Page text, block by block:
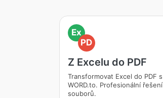
Ex
PD
Z Excelu do PDF
Transformovat Excel do PDF s
WORD.to. Profesionální řešení
souborů.